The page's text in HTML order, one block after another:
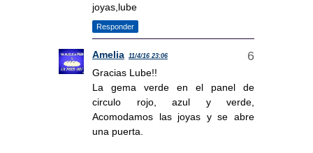
joyas,lube
Responder
Amelia 11/4/16 23:06
Gracias Lube!!
La gema verde en el panel de
circulo rojo, azul y verde,
Acomodamos las joyas y se abre
una puerta.